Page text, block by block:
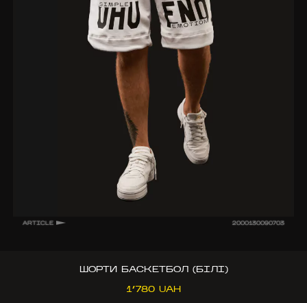
ARTICLE 2000130090703
ШОРТИ БАСКЕТБОЛ (БІЛІ)
1’780 UAH